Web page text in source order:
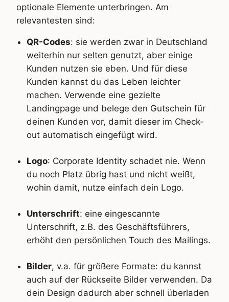
optionale Elemente unterbringen. Am
relevantesten sind:
QR-Codes: sie werden zwar in Deutschland
weiterhin nur selten genutzt, aber einige
Kunden nutzen sie eben. Und für diese
Kunden kannst du das Leben leichter
machen. Verwende eine gezielte
Landingpage und belege den Gutschein für
deinen Kunden vor, damit dieser im Check-
out automatisch eingefügt wird.
Logo: Corporate Identity schadet nie. Wenn
du noch Platz übrig hast und nicht weißt,
wohin damit, nutze einfach dein Logo.
Unterschrift: eine eingescannte
Unterschrift, z.B. des Geschäftsführers,
erhöht den persönlichen Touch des Mailings.
Bilder, v.a. für größere Formate: du kannst
auch auf der Rückseite Bilder verwenden. Da
dein Design dadurch aber schnell überladen